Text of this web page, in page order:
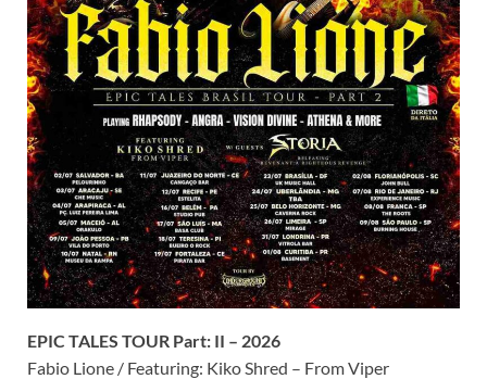
EPIC TALES TOUR Part: II – 2026
Fabio Lione / Featuring: Kiko Shred – From Viper